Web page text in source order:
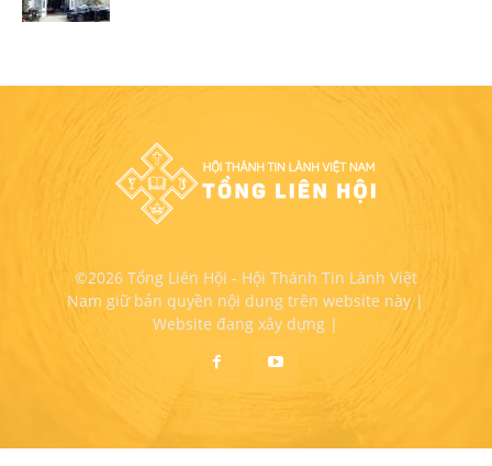
©2026 Tổng Liên Hội - Hội Thánh Tin Lành Việt
Nam giữ bản quyền nội dung trên website này |
Website đang xây dựng |